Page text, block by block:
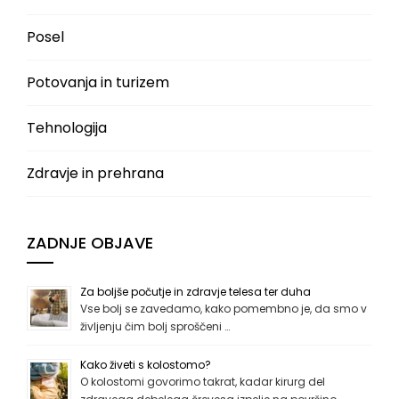
Posel
Potovanja in turizem
Tehnologija
Zdravje in prehrana
ZADNJE OBJAVE
Za boljše počutje in zdravje telesa ter duha
Vse bolj se zavedamo, kako pomembno je, da smo v
življenju čim bolj sproščeni …
Kako živeti s kolostomo?
O kolostomi govorimo takrat, kadar kirurg del